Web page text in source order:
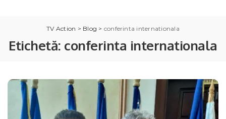
TV Action > Blog > conferinta internationala
Etichetă: conferinta internationala